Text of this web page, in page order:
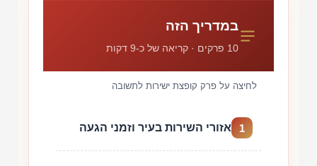
במדריך הזה
10 פרקים · קריאה של כ-9 דקות
לחיצה על פרק קופצת ישירות לתשובה
1 אזורי השירות בעיר וזמני הגעה